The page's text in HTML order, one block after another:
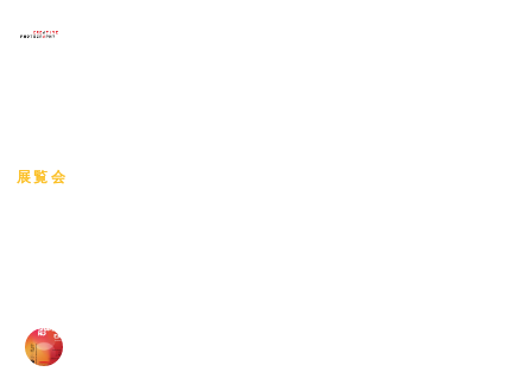
展示
展覧会